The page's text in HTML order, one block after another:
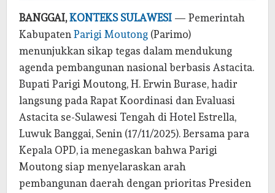
BANGGAI,KONTEKS SULAWESI — Pemerintah
Kabupaten Parigi Moutong (Parimo)
menunjukkan sikap tegas dalam mendukung
agenda pembangunan nasional berbasis Astacita.
Bupati Parigi Moutong, H. Erwin Burase, hadir
langsung pada Rapat Koordinasi dan Evaluasi
Astacita se-Sulawesi Tengah di Hotel Estrella,
Luwuk Banggai, Senin (17/11/2025). Bersama para
Kepala OPD, ia menegaskan bahwa Parigi
Moutong siap menyelaraskan arah
pembangunan daerah dengan prioritas Presiden